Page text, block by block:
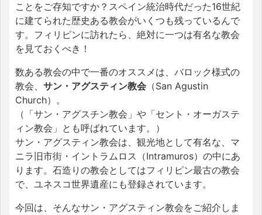
ことをご存知ですか？スペイン統治時代だった16世紀
に建てられた歴史ある教会がいくつも残っているんで
す。フィリピンに訪れたら、絶対に一つは有名な教会
を見ておくべき！
数ある教会の中で一番のオススメは、バロック様式の
教会、 サン・アグスティン教会 （San Agustin
Church）。
（「サン・アグスチン教会」や「セント・オーガステ
ィン教会」とも呼ばれています。）
サン・アグスティン教会は、観光地として有名な、マ
ニラ旧市街・イントラムロス（Intramuros）の中にあ
ります。石造りの教会としてはフィリピン最古の教会
で、ユネスコ世界遺産にも登録されています。
今回は、そんなサン・アグスティン教会をご紹介しま